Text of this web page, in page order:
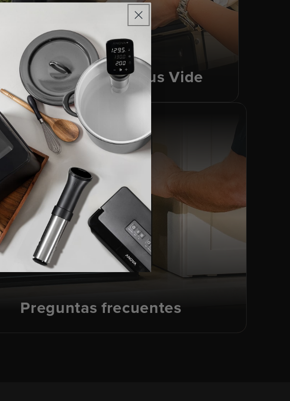
Modo Sous Vide
Preguntas frecuentes